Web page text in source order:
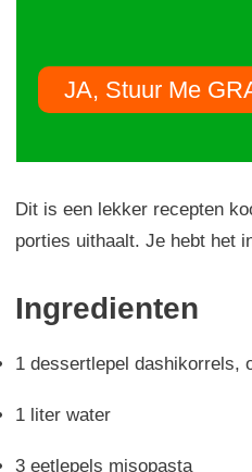
JA, Stuur Me
Dit is een lekker recepten
porties uithaalt. Je hebt het
Ingredienten
1 dessertlepel dashikorrels,
1 liter water
3 eetlepels misopasta